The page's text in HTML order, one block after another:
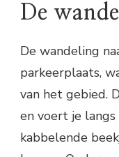
De
De wandeling
parkeerplaats,
van het gebied.
en voert je
kabbelende